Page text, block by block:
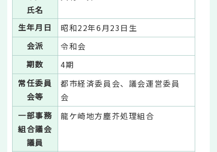
氏名
生年月日
昭和22年6月23日生
会派
令和会
期数
4期
常任委員
会等
都市経済委員会、議会運営委員
会
一部事務
組合議会
議員
龍ケ崎地方塵芥処理組合